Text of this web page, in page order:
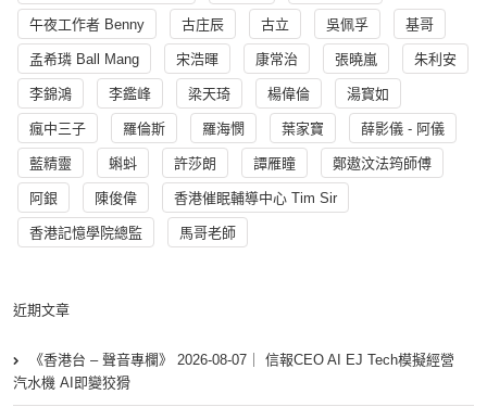
午夜工作者 Benny 古庄辰 古立 吳佩孚 基哥
孟希璘 Ball Mang 宋浩暉 康常治 張曉嵐 朱利安
李錦鴻 李鑑峰 梁天琦 楊偉倫 湯寳如
瘋中三子 羅倫斯 羅海憫 葉家寶 薛影儀 - 阿儀
藍精靈 蝌蚪 許莎朗 譚雁瞳 鄭遨汶法筠師傅
阿銀 陳俊偉 香港催眠輔導中心 Tim Sir
香港記憶學院總監 馬哥老師
近期文章
《香港台 – 聲音專欄》 2026-08-07｜ 信報CEO AI EJ Tech模擬經營
汽水機 AI即變狡猾